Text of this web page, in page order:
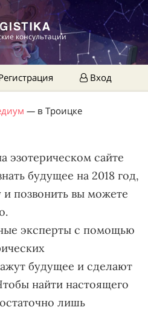
консультации
Вход
— в Троицке
эзотерическом сайте
будущее на 2018 год,
и позвонить вы можете
эксперты с помощью
будущее и сделают
найти настоящего
лишь